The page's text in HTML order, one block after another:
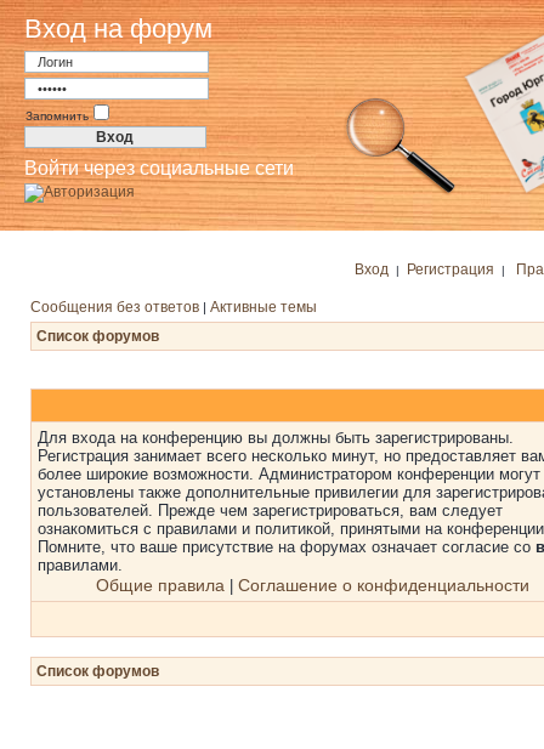
Вход на форум
Запомнить
Войти через социальные сети
Вход | Регистрация |
Сообщения без ответов | Активные темы
Список форумов
Для входа на конференцию вы должны быть зарегистрированы.
Регистрация занимает всего несколько минут, но предоставляет
более широкие возможности. Администратором конференции
установлены также дополнительные привилегии для
пользователей. Прежде чем зарегистрироваться, вам следует
ознакомиться с правилами и политикой, принятыми на
Помните, что ваше присутствие на форумах означает согласие со
правилами.
Общие правила Соглашение о конфиденциальности
Список форумов